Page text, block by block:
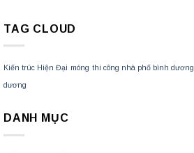
TAG CLOUD
Kiến trúc Hiện Đại móng thi công nhà phố bình dương
dương
DANH MỤC